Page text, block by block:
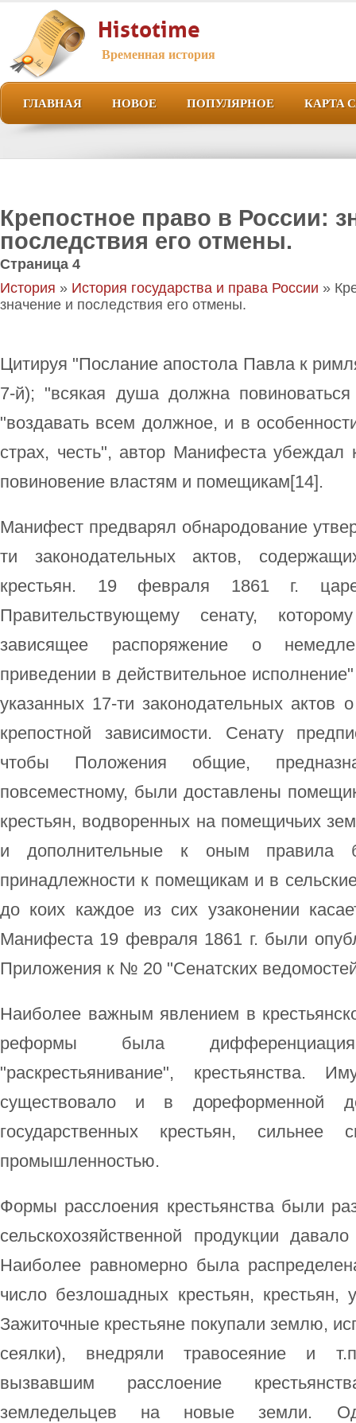
Histotime
Временная история
ГЛАВНАЯ НОВОЕ ПОПУЛЯРНОЕ КАРТА
Крепостное право в России:
последствия его отмены.
Страница 4
История » История государства и права России »
значение и последствия его отмены.
Цитируя "Послание апостола Павла к
7-й); "всякая душа должна
"воздавать всем должное, и в
страх, честь", автор Манифеста убеждал
повиновение властям и помещикам[14].
Манифест предварял обнародование
ти законодательных актов,
крестьян. 19 февраля 1861 г.
Правительствующему сенату,
зависящее распоряжение о
приведении в действительное
указанных 17-ти законодательных актов
крепостной зависимости. Сенату
чтобы Положения общие,
повсеместному, были доставлены
крестьян, водворенных на помещичьих
и дополнительные к оным правила
принадлежности к помещикам и в
до коих каждое из сих узаконении
Манифеста 19 февраля 1861 г. были
Приложения к № 20 "Сенатских
Наиболее важным явлением в
реформы была
"раскрестьянивание", крестьянства.
существовало и в дореформенной
государственных крестьян,
промышленностью.
Формы расслоения крестьянства были
сельскохозяйственной продукции
Наиболее равномерно была
число безлошадных крестьян,
Зажиточные крестьяне покупали землю,
сеялки), внедряли травосеяние и
вызвавшим расслоение
земледельцев на новые земли.